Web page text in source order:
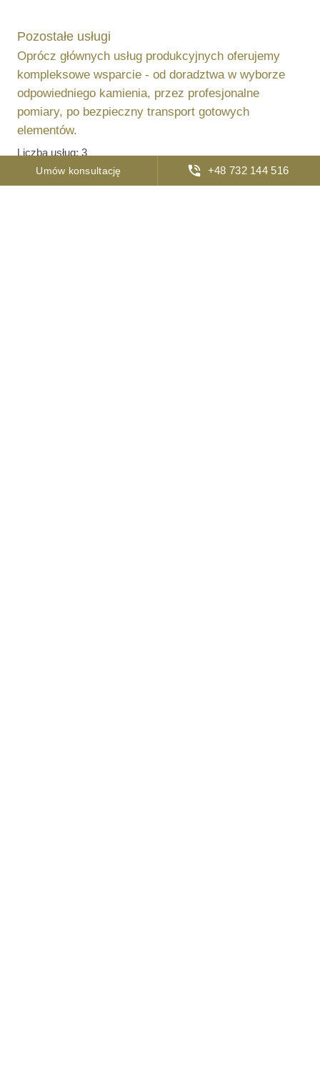
Pozostałe usługi
Oprócz głównych usług produkcyjnych oferujemy
kompleksowe wsparcie - od doradztwa w wyborze
odpowiedniego kamienia, przez profesjonalne
pomiary, po bezpieczny transport gotowych
elementów.
Liczba usług: 3
Umów konsultację +48 732 144 516